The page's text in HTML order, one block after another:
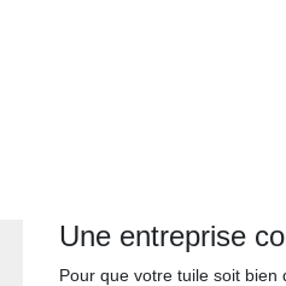
Une entreprise
Pour que votre tuile soit